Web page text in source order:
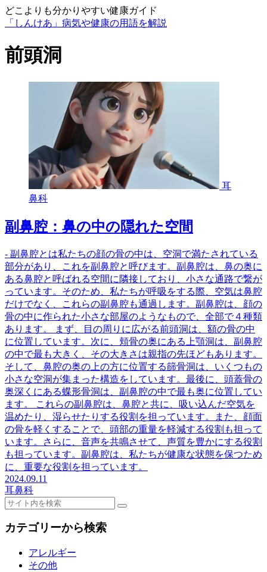
どこよりも分かりやすい健康ガイド
「しんけあ」病気や健康の用語を解説
前頭洞
耳
鼻科
副鼻腔：鼻の中の隠れた空間
- 副鼻腔とは私たちの顔の骨の中は、空洞で満たされている
部分があり、これを副鼻腔と呼びます。副鼻腔は、鼻の奥に
ある鼻腔と呼ばれる空間に隣接しており、小さな通路で繋が
っています。そのため、私たちが呼吸をする際、空気は鼻腔
だけでなく、これらの副鼻腔も通過します。副鼻腔は、顔の
骨の中に作られた小さな部屋のようなもので、全部で４種類
あります。 まず、目の周りに広がる前頭洞は、額の骨の中
に位置しています。次に、頬骨の奥にある上顎洞は、副鼻腔
の中で最も大きく、その大きさは親指の先ほどもあります。
そして、鼻腔の奥の上の方に位置する篩骨洞は、いくつもの
小さな空洞が集まった構造をしています。最後に、頭蓋骨の
奥深くにある蝶形骨洞は、副鼻腔の中で最も奥に位置してい
ます。 これらの副鼻腔は、鼻腔と共に、吸い込んだ空気を
温めたり、湿らせたりする役割を担っています。また、顔面
の骨を軽くすることで、頭部の重量を軽減する役割も担って
います。さらに、音声を共鳴させて、声質を豊かにする役割
も担っています。副鼻腔は、私たちが健康な状態を保つため
に、重要な役割を担っています。
2024.09.11
耳鼻科
カテゴリーから検索
アレルギー
その他